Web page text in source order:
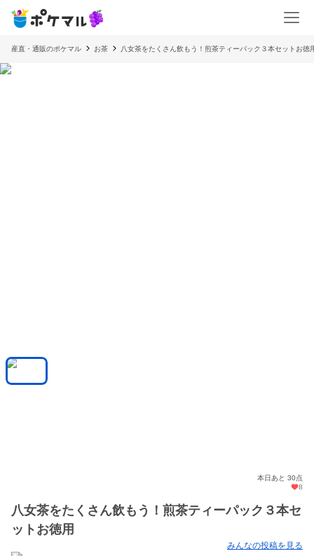
産直・通販のポケマル お茶 八女茶をたくさん飲もう！煎茶ティーパック３本セットお徳
本日あと 30点
8
八女茶をたくさん飲もう！煎茶ティーパック３本セ
ットお徳用
みんなの投稿を見る